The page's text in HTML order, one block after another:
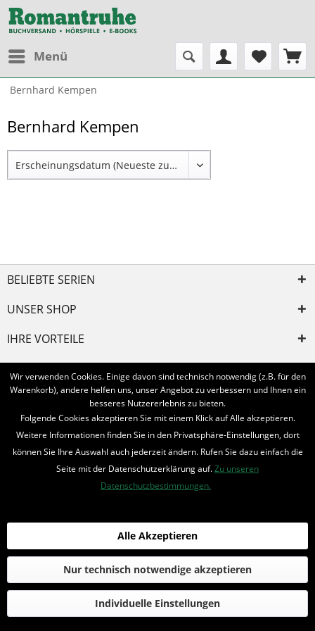
Menü
Bernhard Kempen
Bernhard Kempen
BELIEBTE SERIEN
UNSER SHOP
IHRE VORTEILE
INFORMIERT BLEIBEN
Bestellung widerrufen
* Alle Preise inkl. MwSt. und zzgl. Bearbeitungspauschale
© 2016-2022 Romantruhe - Buchversand, Joachim Otto
die profilschmiede - Internetagentur
Wir verwenden Cookies. Einige davon sind technisch notwendig (z.B. für den
Warenkorb), andere helfen uns, unser Angebot zu verbessern und Ihnen ein
besseres Nutzererlebnis zu bieten.
Folgende Cookies akzeptieren Sie mit einem Klick auf Alle akzeptieren.
Weitere Informationen finden Sie in den Privatsphäre-Einstellungen, dort
können Sie Ihre Auswahl auch jederzeit ändern. Rufen Sie dazu einfach die
Seite mit der Datenschutzerklärung auf.Zu unseren
Datenschutzbestimmungen.
Individuelle Einstellungen
Nur technisch notwendige akzeptieren
Alle Akzeptieren